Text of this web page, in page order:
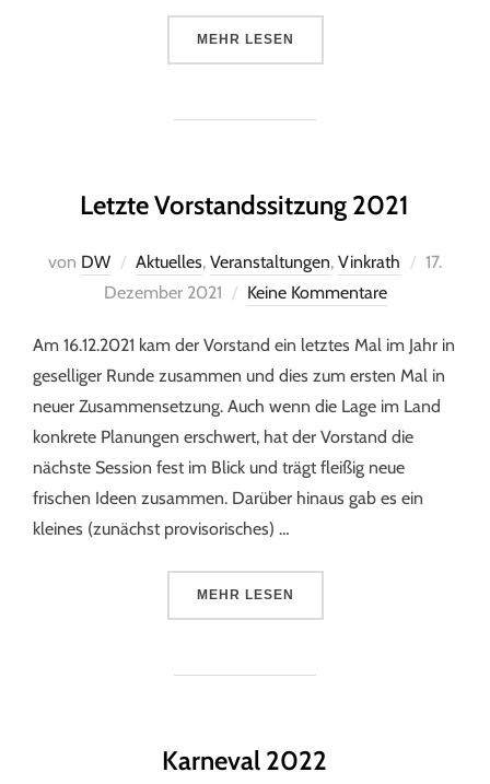
MEHR LESEN
Letzte Vorstandssitzung 2021
von DW Aktuelles, Veranstaltungen, Vinkrath
17.
Dezember 2021
Keine Kommentare
Am 16.12.2021 kam der Vorstand ein letztes Mal im Jahr in
geselliger Runde zusammen und dies zum ersten Mal in
neuer Zusammensetzung. Auch wenn die Lage im Land
konkrete Planungen erschwert, hat der Vorstand die
nächste Session fest im Blick und trägt fleißig neue
frischen Ideen zusammen. Darüber hinaus gab es ein
kleines (zunächst provisorisches) …
MEHR LESEN
Karneval 2022